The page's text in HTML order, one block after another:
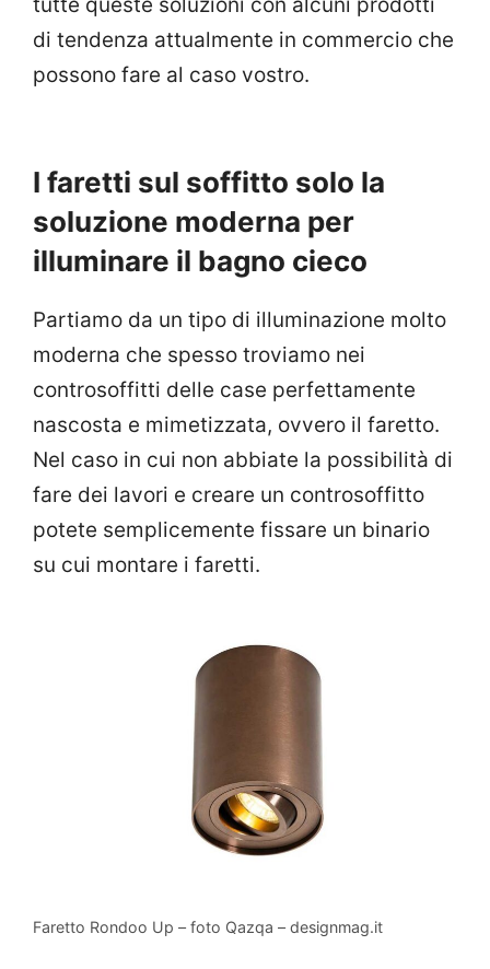
di tendenza attualmente in commercio che
possono fare al caso vostro.
I faretti sul soffitto solo la
soluzione moderna per
illuminare il bagno cieco
Partiamo da un tipo di illuminazione molto
moderna che spesso troviamo nei
controsoffitti delle case perfettamente
nascosta e mimetizzata, ovvero il faretto.
Nel caso in cui non abbiate la possibilità di
fare dei lavori e creare un controsoffitto
potete semplicemente fissare un binario
su cui montare i faretti.
Faretto Rondoo Up – foto Qazqa – designmag.it